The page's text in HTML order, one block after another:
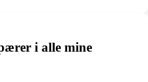
i alle mine